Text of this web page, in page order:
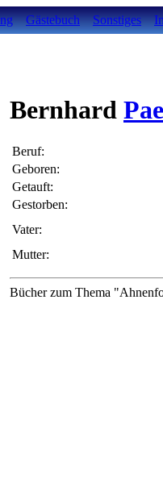
Gästebuch Sonstiges
Bernhard
Beruf:
Geboren:
Getauft:
Gestorben:
Vater:
Mutter:
Bücher zum Thema